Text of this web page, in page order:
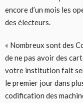
encore d’un mois les
des électeurs.
« Nombreux sont des
de ne pas avoir des
votre institution fait
le premier jour dans
codification des